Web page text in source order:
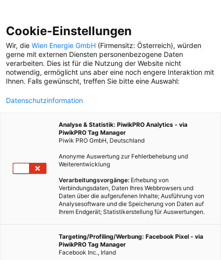
GRÜNFLÄCHE
Grünfläche - auch an
Orten, wo es weniger
naheliegt. Das finden auch
In Wien ist viel los, auch in
der Tierwelt. Wo es in
kreucht und fleucht weiß
Dominique Zimmermann.
Cookie-Einstellungen
Wir, die Wien Energie GmbH (Firmensitz: Österreich), würden
gerne mit externen Diensten personenbezogene Daten
verarbeiten. Dies ist für die Nutzung der Website nicht
notwendig, ermöglicht uns aber eine noch engere Interaktion mit
Ihnen. Falls gewünscht, treffen Sie bitte eine Auswahl:
Datenschutzinformation
Analyse & Statistik: PiwikPRO Analytics - via
PiwikPRO Tag Manager
Piwik PRO GmbH, Deutschland
Anonyme Auswertung zur Fehlerbehebung und
Weiterentwicklung
Verarbeitungsvorgänge: Erhebung von
Verbindungsdaten, Daten Ihres Webbrowsers und
Daten über die aufgerufenen Inhalte; Ausführung von
Analysesoftware und die Speicherung von Daten auf
Ihrem Endgerät; Statistikerstellung für Auswertungen.
Targeting/Profiling/Werbung: Facebook Pixel - via
PiwikPRO Tag Manager
Facebook Inc., Irland